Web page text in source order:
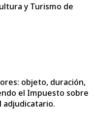
y Turismo de
objeto, duración,
el Impuesto sobre
adjudicatario.